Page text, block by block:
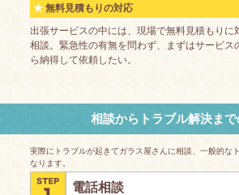
無料見積もりの対応
出張サービスの中には、現場で無料見積もりに
相談。緊急性の有無を問わず、まずはサービス
ら納得して依頼したい。
相談からトラブル解決ま
実際にトラブルが起きてガラス屋さんに相談、一般的な
なります。
電話相談